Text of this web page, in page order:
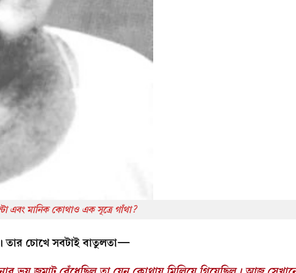
এবং মানিক কোথাও এক সূত্রে গাঁথা?
তার চোখে সবটাই বাতুলতা—